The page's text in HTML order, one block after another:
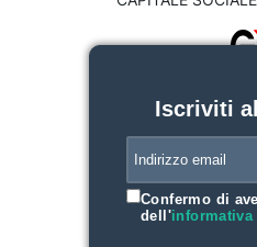
Iscriviti
Confermo di
dell'